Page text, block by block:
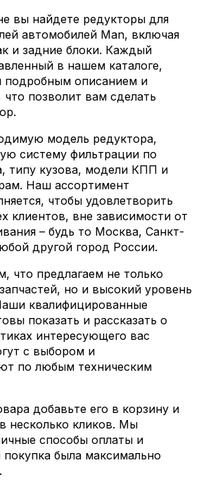
вы найдете редукторы для
автомобилей Man, включая
и задние блоки. Каждый
в нашем каталоге,
подробным описанием и
позволит вам сделать
модель редуктора,
систему фильтрации по
типу кузова, модели КПП и
Наш ассортимент
чтобы удовлетворить
клиентов, вне зависимости от
– будь то Москва, Санкт-
другой город России.
что предлагаем не только
но и высокий уровень
квалифицированные
показать и рассказать о
интересующего вас
с выбором и
по любым техническим
добавьте его в корзину и
несколько кликов. Мы
способы оплаты и
была максимально